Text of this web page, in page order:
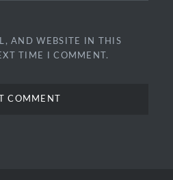
AND WEBSITE IN THIS
TIME I COMMENT.